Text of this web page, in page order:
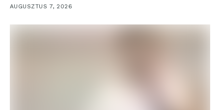
AUGUSZTUS 7, 2026